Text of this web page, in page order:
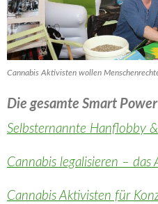
Cannabis Aktivisten wollen
Die gesamte Smart
Selbsternannte Hanflobby
Cannabis legalisieren – das
Cannabis Aktivisten für